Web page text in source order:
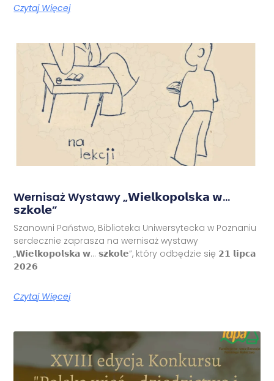
Czytaj Więcej
Wernisaż Wystawy „𝗪𝗶𝗲𝗹𝗸𝗼𝗽𝗼𝗹𝘀𝗸𝗮 𝘄…
𝘀𝘇𝗸𝗼𝗹𝗲”
Szanowni Państwo, Biblioteka Uniwersytecka w Poznaniu
serdecznie zaprasza na wernisaż wystawy
„𝗪𝗶𝗲𝗹𝗸𝗼𝗽𝗼𝗹𝘀𝗸𝗮 𝘄… 𝘀𝘇𝗸𝗼𝗹𝗲”, który odbędzie się 𝟮𝟭 𝗹𝗶𝗽𝗰𝗮
𝟮𝟬𝟮𝟲
Czytaj Więcej